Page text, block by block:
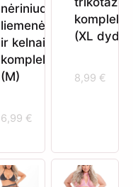
nėriniuotas
liemenėlės
ir kelnaičių
komplektas
(M)
6,99 €
(XL dydis)
8,99 €